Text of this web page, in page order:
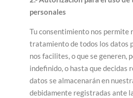
personales
Tu consentimiento nos permite
tratamiento de todos los datos
nos facilites, o que se generen,
indefinido, o hasta que decidas
datos se almacenarán en
debidamente registradas ante